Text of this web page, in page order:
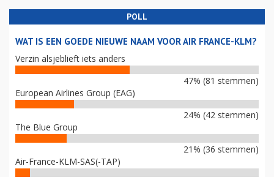
POLL
WAT IS EEN GOEDE NIEUWE NAAM VOOR AIR FRANCE-KLM?
Verzin alsjeblieft iets anders
47% (81 stemmen)
European Airlines Group (EAG)
24% (42 stemmen)
The Blue Group
21% (36 stemmen)
Air-France-KLM-SAS(-TAP)